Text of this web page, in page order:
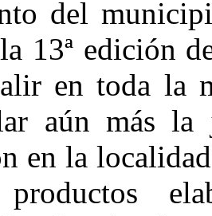
del
13ª edición
en toda la
aún más la
en la